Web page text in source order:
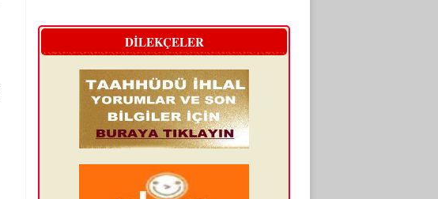
DİLEKÇELER